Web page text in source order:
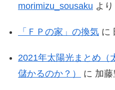
morimizu_sousaku より
「ＦＰの家」の換気 に
2021年太陽光まとめ（
儲かるのか？）
に 加